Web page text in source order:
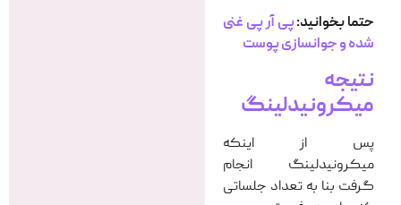
حتما بخوانید:پی آر پی غنی
شده و جوانسازی پوست
نتیجه
میکرونیدلینگ
پس از اینکه
میکرونیدلینگ انجام
گرفت بنا به تعداد جلساتی